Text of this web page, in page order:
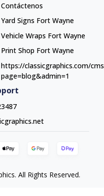
Contáctenos
Yard Signs Fort Wayne
Yard Signs Fort Wayne
Vehicle Wraps Fort Wayne
Vehicle Wraps Fort Wayne
Print Shop Fort Wayne
Print Shop Fort Wayne
https://classicgraphics.com/
page=blog&admin=1
All Rights Reserved.